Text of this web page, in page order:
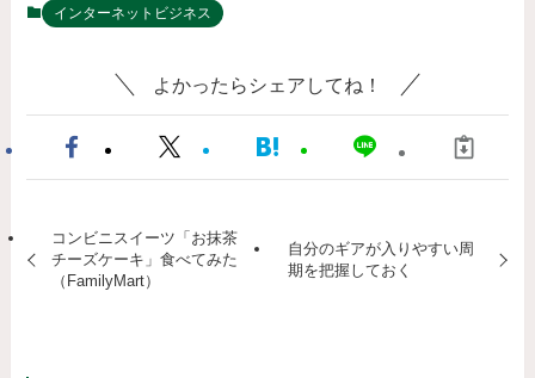
インターネットビジネス
よかったらシェアしてね！
コンビニスイーツ「お抹茶
チーズケーキ」食べてみた
（FamilyMart）
自分のギアが入りやすい周
期を把握しておく